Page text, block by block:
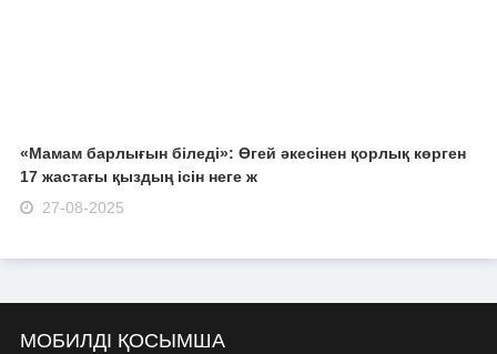
«Мамам барлығын біледі»: Өгей әкесінен қорлық көрген
17 жастағы қыздың ісін неге ж
27-08-2025
МОБИЛДІ ҚОСЫМША